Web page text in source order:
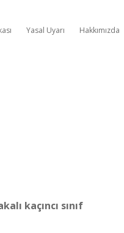
Yasal Uyarı Hakkımızda
kaçıncı sınıf